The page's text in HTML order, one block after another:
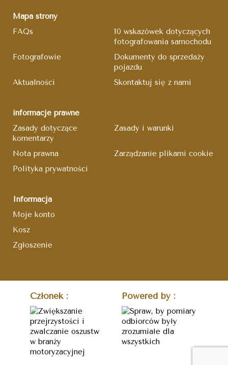
Mapa strony
FAQs
10 wskazówek dotyczących
fotografowania samochodu
Fotografowie
Dokumenty do sprzedaży
pojazdu
Aktualności
Skontaktuj się z nami
informacje prawne
Zasady dotyczące
komentarzy
Zasady i warunki
Nota prawna
Zarządzanie plikami cookie
Polityka prywatności
Informacja
Moje konto
Kosz
Zgłoszenie
Członek : Powered by :